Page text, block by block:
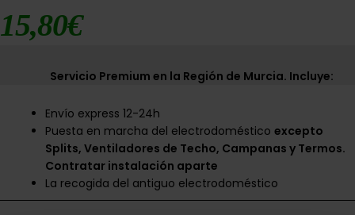
15,80€
Servicio Premium en la Región de Murcia. Incluye:
Envío express 12-24h
Puesta en marcha del electrodomésticoexcepto
Splits, Ventiladores de Techo, Campanas y Termos.
Contratar instalación aparte
La recogida del antiguo electrodoméstico